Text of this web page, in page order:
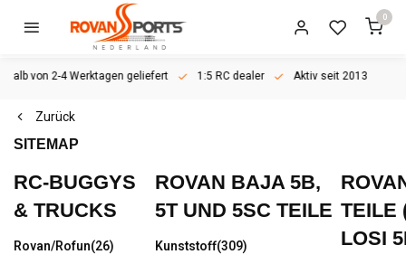
0
von 2-4 Werktagen geliefert 1:5 RC dealer Aktiv seit 2013
Zurück
SITEMAP
RC-BUGGYS
& TRUCKS
Rovan/Rofun(26)
ROVAN BAJA 5B,
5T UND 5SC TEILE
Kunststoff(309)
TEILE
LOSI